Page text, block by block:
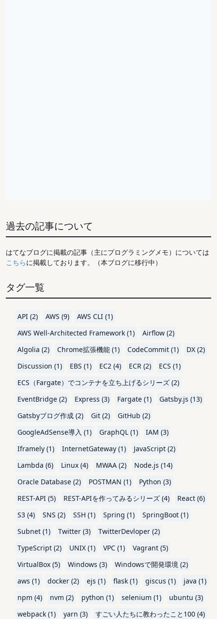
過去の記事について
はてなブログに掲載の記事（主にプログラミングメモ）については
こちらに掲載しております。（本ブログに移行中）
タグ一覧
API (2) AWS (9)
AWS CLI (1)
AWS Well-Architected Framework (1)
Airflow (2)
Algolia (2)
Chrome拡張機能 (1) CodeCommit (1)
DX (2)
Discussion (1)
EBS (1) EC2 (4) ECR (2)
ECS (1)
ECS（Fargate）でコンテナを立ち上げるシリーズ (2)
EventBridge (2)
Express (3) Fargate (1)
Gatsby.js (13)
Gatsbyブログ作成 (2)
Git (2)
GitHub (2)
GoogleAdSense導入 (1)
GraphQL (1)
IAM (3)
Iframely (1)
InternetGateway (1)
JavaScript (2)
Lambda (6)
Linux (4) MWAA (2)
Node.js (14)
Oracle Database (2)
POSTMAN (1)
Python (3)
REST-API (5)
REST-APIを作ってみるシリーズ (4)
React (6)
S3 (4)
SNS (2) SSH (1) Spring (1)
SpringBoot (1)
Subnet (1)
Twitter (3)
TwitterDevloper (2)
TypeScript (2)
UNIX (1) VPC (1)
Vagrant (5)
VirtualBox (5)
Windows (3)
Windowsで開発環境 (2)
aws (1)
docker (2) ejs (1) flask (1) giscus (1)
java (1)
npm (4)
nvm (2) python (1) selenium (1)
ubuntu (3)
webpack (1)
yarn (3)
すごい人たちに教わったこと100 (4)